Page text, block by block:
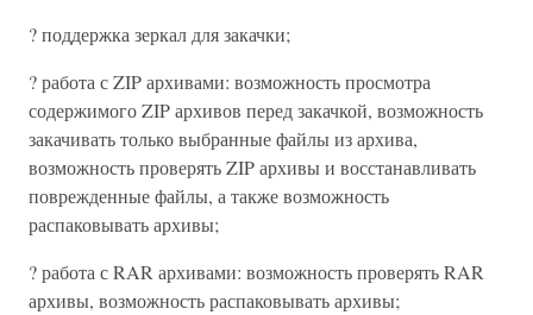
? поддержка зеркал для закачки;
? работа с ZIP архивами: возможность просмотра
содержимого ZIP архивов перед закачкой, возможность
закачивать только выбранные файлы из архива,
возможность проверять ZIP архивы и восстанавливать
поврежденные файлы, а также возможность
распаковывать архивы;
? работа с RAR архивами: возможность проверять RAR
архивы, возможность распаковывать архивы;